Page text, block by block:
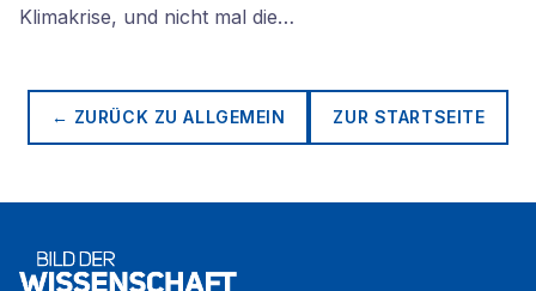
Klimakrise, und nicht mal die…
← ZURÜCK ZUALLGEMEIN ZUR STARTSEITE